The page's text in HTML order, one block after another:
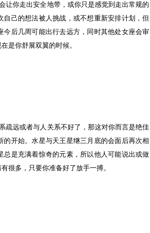
让你走出安全地带，或你只是感觉到走出常规的
己的想法被人挑战，或不想重新安排计划，但
后几周可能出行去远方，同时其他处女座会审
是你舒展双翼的时候。
疏远或者与人关系不好了，那这对你而言是绝佳
开始。水星与天王星继三月底的会面后再次相
是充满着惊奇的元素，所以他人可能说出或做
很多，只要你准备好了放手一搏。